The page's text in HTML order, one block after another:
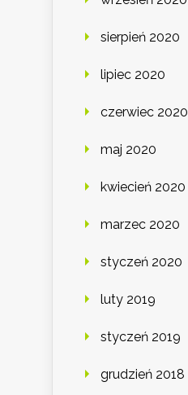
sierpień 2020
lipiec 2020
czerwiec 2020
maj 2020
kwiecień 2020
marzec 2020
styczeń 2020
luty 2019
styczeń 2019
grudzień 2018